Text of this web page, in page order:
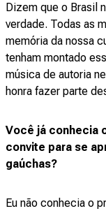
Dizem que o Brasil
verdade. Todas as
memória da nossa
tenham montado
música de autoria
honra fazer parte
Você já conhecia
convite para se
gaúchas?
Eu não conhecia o